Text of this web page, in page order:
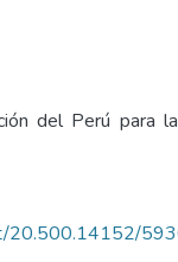
del Perú para
20.500.14152/